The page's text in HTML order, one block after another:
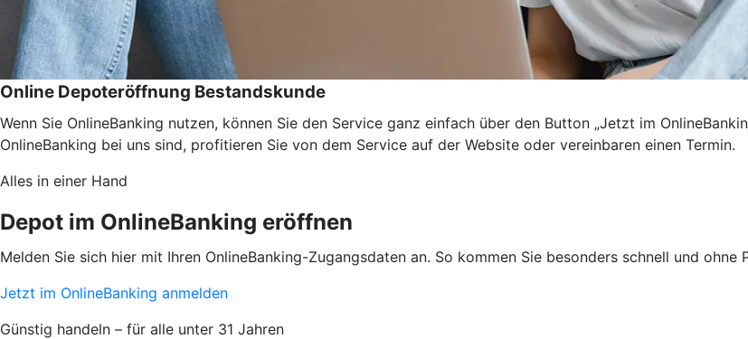
Online Depoteröffnung Bestandskunde
Wenn Sie OnlineBanking nutzen, können Sie den Service ganz einfach über den Button „Jetzt im
OnlineBanking bei uns sind, profitieren Sie von dem Service auf der Website oder vereinbaren einen Termin.
Alles in einer Hand
Depot im OnlineBanking eröffnen
Melden Sie sich hier mit Ihren OnlineBanking-Zugangsdaten an. So kommen Sie besonders schnell und ohne
Jetzt im OnlineBanking anmelden
Günstig handeln – für alle unter 31 Jahren